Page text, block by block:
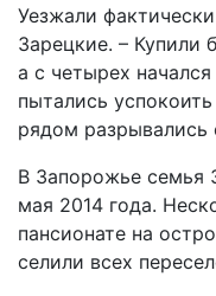
Уезжали
Зарецкие. – Купили
а с четырех
пытались
рядом разрывались
В Запорожье семья
мая 2014 года.
пансионате на
селили всех